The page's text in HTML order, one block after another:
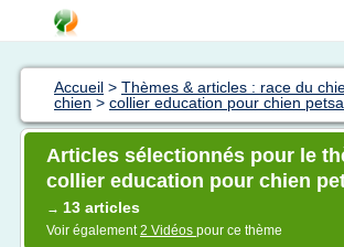
Accueil > Thèmes & articles : race du
chien > collier education pour chien
Articles sélectionnés pour le
collier education pour chien
→ 13 articles
Voir également2 Vidéos pour ce thème